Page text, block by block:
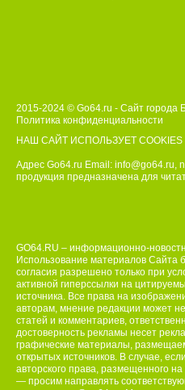
2015-2024 © Go64.ru - Сайт города
Политика конфиденциальности
НАШ САЙТ ИСПОЛЬЗУЕТ COOKIES
Адрес Go64.ru Email: info@go64.ru,
продукция предназначена для
GO64.RU – информационно-
Использование материалов Сайта
согласия разрешено только при
активной гиперссылки на
источника. Все права на
авторам, мнение редакции может
статей и комментариев,
достоверность рекламы несет
графические материалы,
открытых источников. В случае,
авторского права, размещенного
— просим направлять